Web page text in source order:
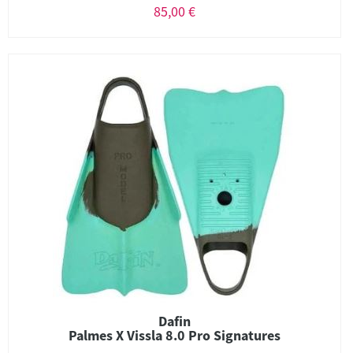
85,00 €
Dafin
Palmes X Vissla 8.0 Pro Signatures